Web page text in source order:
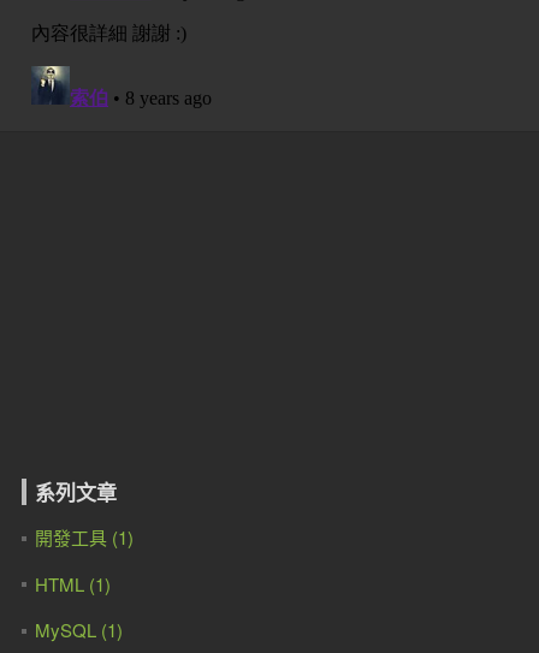
系列文章
開發工具 (1)
HTML (1)
MySQL (1)